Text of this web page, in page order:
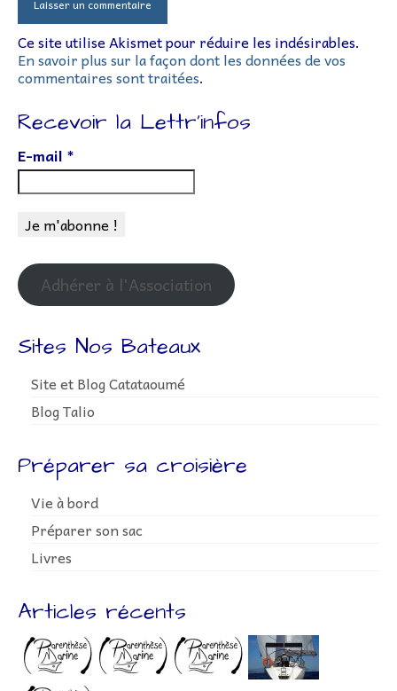
Ce site utilise Akismet pour réduire les indésirables.
En savoir plus sur la façon dont les données de vos
commentaires sont traitées.
Recevoir la Lettr’infos
E-mail *
Adhérer à l'Association
Sites Nos Bateaux
Site et Blog Catataoumé
Blog Talio
Préparer sa croisière
Vie à bord
Préparer son sac
Livres
Articles récents